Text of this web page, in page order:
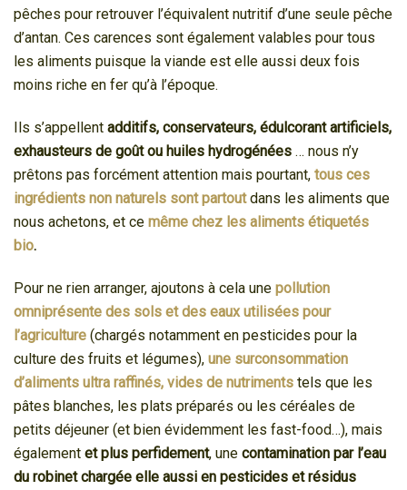
pêches pour retrouver l’équivalent nutritif d’une seule pêche
d’antan. Ces carences sont également valables pour tous
les aliments puisque la viande est elle aussi deux fois
moins riche en fer qu’à l’époque.
Ils s’appellent additifs, conservateurs, édulcorant artificiels,
exhausteurs de goût ou huiles hydrogénées … nous n’y
prêtons pas forcément attention mais pourtant, tous ces
ingrédients non naturels sont partoutdans les aliments que
nous achetons, et ce même chez les aliments étiquetés
bio.
Pour ne rien arranger, ajoutons à cela une pollution
omniprésente des sols et des eaux utilisées pour
l’agriculture (chargés notamment en pesticides pour la
culture des fruits et légumes), une surconsommation
d’aliments ultra raffinés, vides de nutriments tels que les
pâtes blanches, les plats préparés ou les céréales de
petits déjeuner (et bien évidemment les fast-food…), mais
également et plus perfidement, une contamination par l’eau
du robinet chargée elle aussi en pesticides et résidus